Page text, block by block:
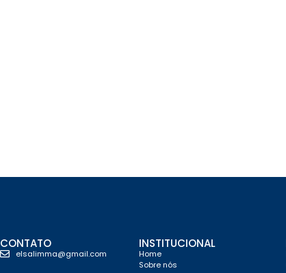
CONTATO
elsalimma@gmail.com
INSTITUCIONAL
Home
Sobre nós